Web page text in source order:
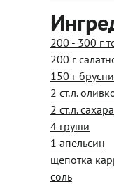
200 - 300 г
200 г
150 г
2 ст.л.
2 ст.л. сахара
4 груши
1 апельсин
щепотка
соль